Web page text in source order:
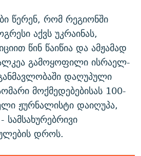
წერენ, რომ რეგიონში
აქვს უკრაინას,
წინ წაიწია და ამჟამად
გამოყოფილი ისრაელ-
დაღუპული
მოქმედებებისას 100-
ჟურნალისტი დაიღუპა,
სამსახურებრივი
დროს.